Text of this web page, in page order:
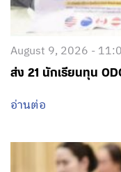
August 9, 2026 -
ส่ง 21 นักเรียนทุน
อ่านต่อ